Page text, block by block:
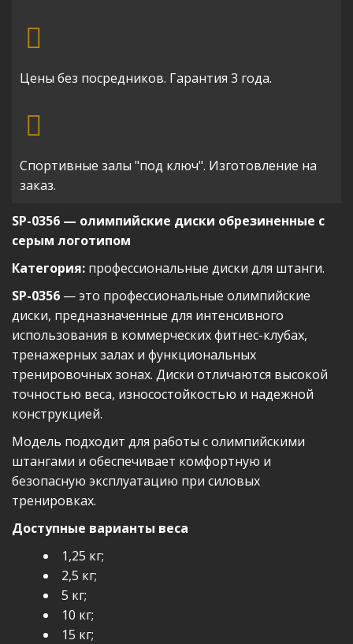
Цены без посредников. Гарантия 3 года.
Спортивные залы "под ключ". Изготовление на
заказ.
SP-0356 — олимпийские диски обрезиненные с
серым логотипом
Категория: профессиональные диски для штанги.
SP-0356 — это профессиональные олимпийские
диски, предназначенные для интенсивного
использования в коммерческих фитнес-клубах,
тренажерных залах и функциональных
тренировочных зонах. Диски отличаются высокой
точностью веса, износостойкостью и надежной
конструкцией.
Модель подходит для работы с олимпийскими
штангами и обеспечивает комфортную и
безопасную эксплуатацию при силовых
тренировках.
Доступные варианты веса
1,25 кг;
2,5 кг;
5 кг;
10 кг;
15 кг;